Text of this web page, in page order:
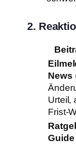
2.
News
Urteil,
Frist-
Guide